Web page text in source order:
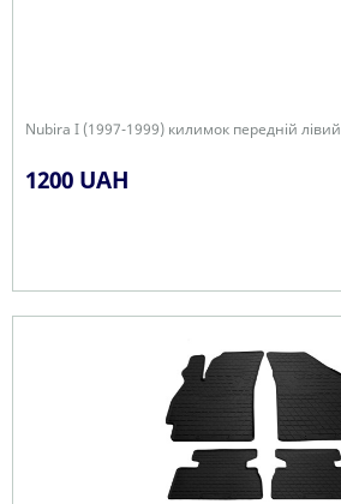
Nubira I (1997-1999) килимок передній лівий
1200 UAH